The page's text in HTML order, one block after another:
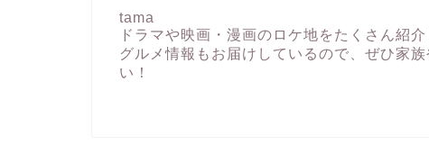
tama
ドラマや映画・漫画のロケ地をたくさん紹
グルメ情報もお届けしているので、ぜひ家
い！